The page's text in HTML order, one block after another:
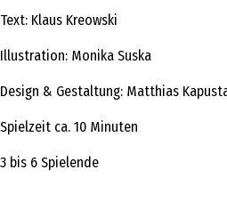
Text: Klaus Kreowski
Illustration: Monika Suska
Design & Gestaltung: Matthias
Spielzeit ca. 10 Minuten
3 bis 6 Spielende